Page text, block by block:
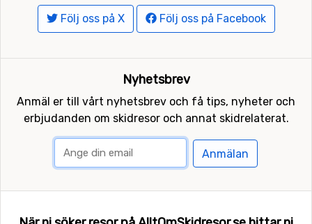
Följ oss på X Följ oss på Facebook
Nyhetsbrev
Anmäl er till vårt nyhetsbrev och få tips, nyheter och
erbjudanden om skidresor och annat skidrelaterat.
Anmälan